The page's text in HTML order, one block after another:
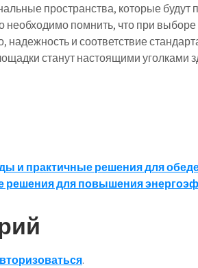
пространства, которые будут
помнить, что при
надежность и соответствие
станут настоящими уголками
и практичные решения для
решения для повышения
.